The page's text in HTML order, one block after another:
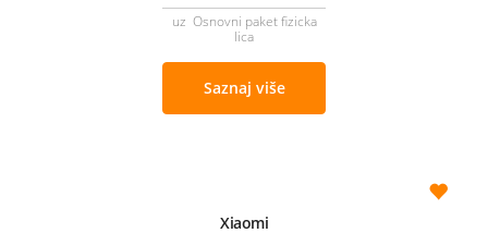
uz Osnovni paket fizicka
lica
Saznaj više
Xiaomi